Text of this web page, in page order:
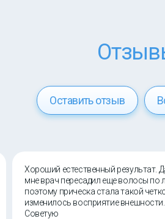
Оставить отзыв
Хороший естественный результат.
мне врач пересадил еще волосы по
поэтому прическа стала такой
изменилось восприятие внешности.
Советую